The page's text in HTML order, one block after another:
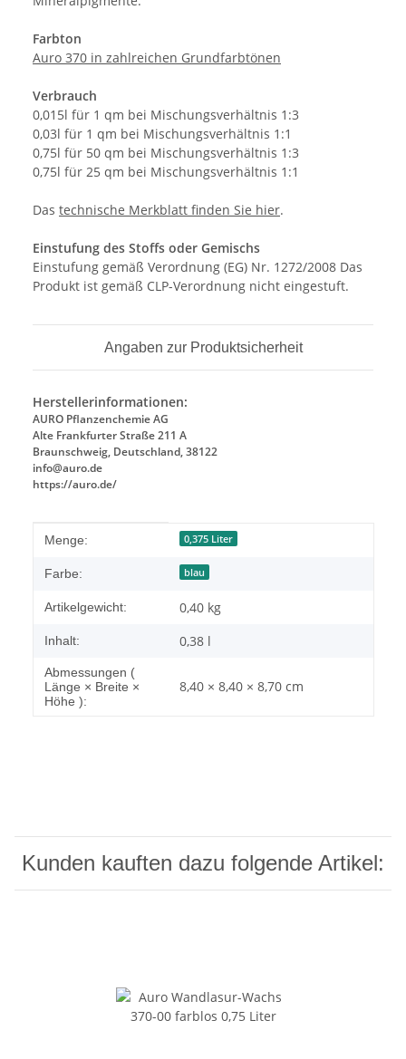
Farbton
Auro 370 in zahlreichen Grundfarbtönen
Verbrauch
0,015l für 1 qm bei Mischungsverhältnis 1:3
0,03l für 1 qm bei Mischungsverhältnis 1:1
0,75l für 50 qm bei Mischungsverhältnis 1:3
0,75l für 25 qm bei Mischungsverhältnis 1:1
Das technische Merkblatt finden Sie hier.
Einstufung des Stoffs oder Gemischs
Einstufung gemäß Verordnung (EG) Nr. 1272/2008 Das
Produkt ist gemäß CLP-Verordnung nicht eingestuft.
Angaben zur Produktsicherheit
Herstellerinformationen:
AURO Pflanzenchemie AG
Alte Frankfurter Straße 211 A
Braunschweig, Deutschland, 38122
info@auro.de
https://auro.de/
Produkteigenschaft
Wert
Menge: 0,375 Liter
Farbe: blau
Artikelgewicht: 0,40 kg
Inhalt: 0,38 l
Abmessungen (
Länge × Breite ×
Höhe ):
8,40 × 8,40 × 8,70 cm
Kunden kauften dazu folgende Artikel: